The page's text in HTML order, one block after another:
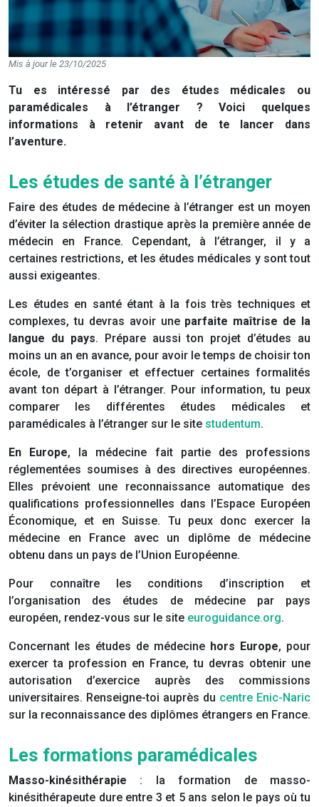
Mis à jour le 23/10/2025
Tu es intéressé par des études médicales ou
paramédicales à l’étranger ? Voici quelques
informations à retenir avant de te lancer dans
l’aventure.
Les études de santé à l’étranger
Faire des études de médecine à l’étranger est un moyen
d’éviter la sélection drastique après la première année de
médecin en France. Cependant, à l’étranger, il y a
certaines restrictions, et les études médicales y sont tout
aussi exigeantes.
Les études en santé étant à la fois très techniques et
complexes, tu devras avoir une parfaite maîtrise de la
langue du pays. Prépare aussi ton projet d’études au
moins un an en avance, pour avoir le temps de choisir ton
école, de t’organiser et effectuer certaines formalités
avant ton départ à l’étranger. Pour information, tu peux
comparer les différentes études médicales et
paramédicales à l’étranger sur le site studentum.
En Europe, la médecine fait partie des professions
réglementées soumises à des directives européennes.
Elles prévoient une reconnaissance automatique des
qualifications professionnelles dans l’Espace Européen
Économique, et en Suisse. Tu peux donc exercer la
médecine en France avec un diplôme de médecine
obtenu dans un pays de l’Union Européenne.
Pour connaître les conditions d’inscription et
l’organisation des études de médecine par pays
européen, rendez-vous sur le site euroguidance.org.
Concernant les études de médecine hors Europe, pour
exercer ta profession en France, tu devras obtenir une
autorisation d’exercice auprès des commissions
universitaires. Renseigne-toi auprès du centre Enic-Naric
sur la reconnaissance des diplômes étrangers en France.
Les formations paramédicales
Masso-kinésithérapie : la formation de masso-
kinésithérapeute dure entre 3 et 5 ans selon le pays où tu